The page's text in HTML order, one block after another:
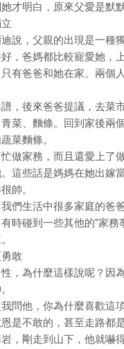
才明白，原來父愛是默
說，父親的出現是一種
，爸媽都比較寵愛她，
有爸爸和她在家。兩個
，後來爸爸提議，去菜
菜、麵條。回到家後兩
菜麵條。
做家務，而且還愛上了
這些話是媽媽在她出嫁
帥。
們生活中很多家庭的爸
時碰到一些其他的"家
敢
，為什麼這樣說呢？因
問他，你為什麼喜歡這
是不敢的，甚至走路都
，剛走到山下，他就嚇